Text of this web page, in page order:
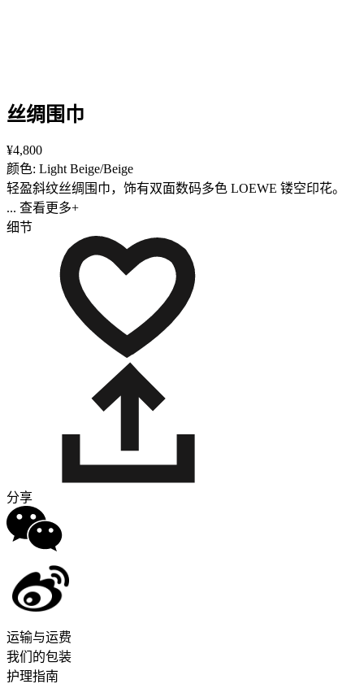
丝绸围巾
¥4,800
颜色: Light Beige/Beige
轻盈斜纹丝绸围巾，饰有双面数码多色 LOEWE 镂空印花。
... 查看更多+
细节
分享
运输与运费
我们的包装
护理指南